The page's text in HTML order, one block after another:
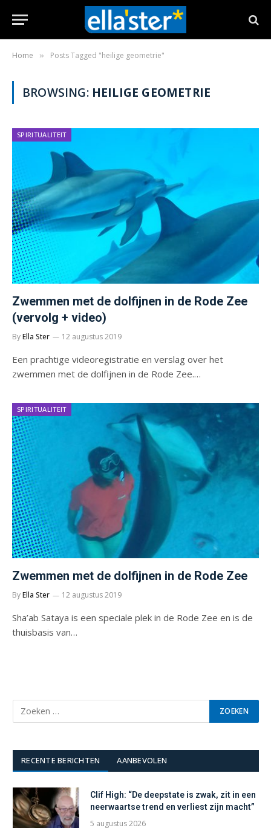
Home » Posts Tagged "heilige geometrie"
BROWSING: HEILIGE GEOMETRIE
SPIRITUALITEIT
Zwemmen met de dolfijnen in de Rode Zee
(vervolg + video)
ByElla Ster 12 augustus 2019
Een prachtige videoregistratie en verslag over het
zwemmen met de dolfijnen in de Rode Zee.…
SPIRITUALITEIT
Zwemmen met de dolfijnen in de Rode Zee
ByElla Ster 12 augustus 2019
Sha’ab Sataya is een speciale plek in de Rode Zee en is de
thuisbasis van…
RECENTE BERICHTEN AANBEVOLEN
Clif High: “De deepstate is zwak, zit in een
neerwaartse trend en verliest zijn macht”
5 augustus 2026